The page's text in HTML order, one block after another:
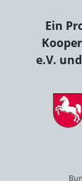
Ein
e.V.